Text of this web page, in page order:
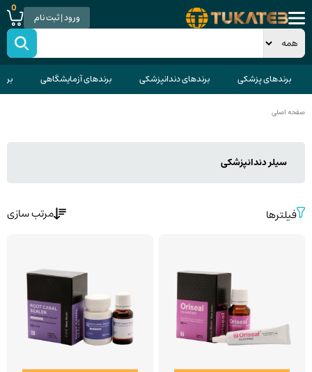
ورود | ثبت نام
0
برندهای پزشکی برندهای دندانپزشکی برندهای آزمایشگاهی
صفحه اصلی
سیلر دندانپزشکی
فیلترها مرتب سازی